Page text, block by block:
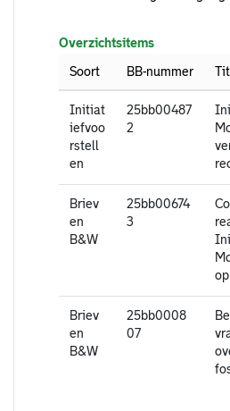
Overzichtsitems
Soort
BB-nummer
Initiat
iefvoo
rstell
en
25bb00487
2
Briev
en
B&W
25bb00674
3
Briev
en
B&W
25bb0008
07